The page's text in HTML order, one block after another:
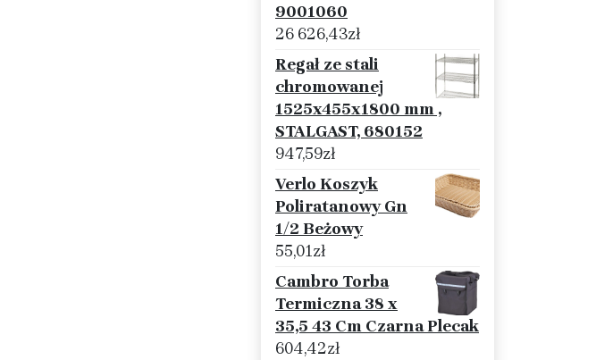
9001060
26 626,43zł
Regał ze stali
chromowanej
1525x455x1800 mm ,
STALGAST, 680152
947,59zł
Verlo Koszyk
Poliratanowy Gn
1/2 Beżowy
55,01zł
Cambro Torba
Termiczna 38 x
35,5 43 Cm Czarna Plecak
604,42zł